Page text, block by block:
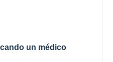
un médico